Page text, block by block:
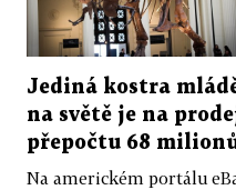
Jediná kostra
na světě je na
přepočtu 68
Na americkém portálu